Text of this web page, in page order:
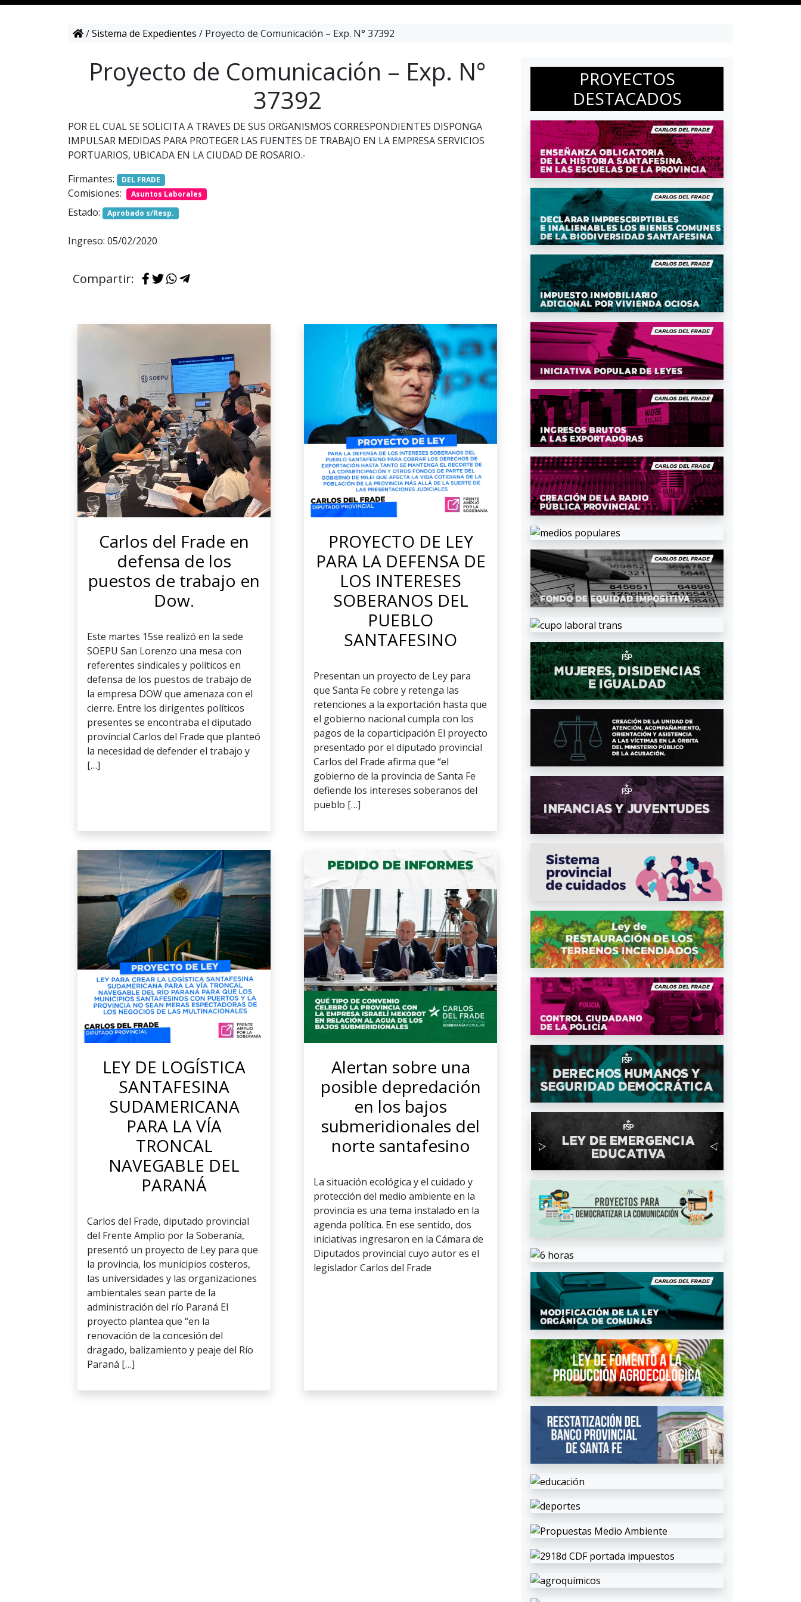
/Sistema de Expedientes / Proyecto de Comunicación – Exp. N° 37392
Proyecto de Comunicación – Exp. N°
37392
POR EL CUAL SE SOLICITA A TRAVES DE SUS ORGANISMOS CORRESPONDIENTES DISPONGA
IMPULSAR MEDIDAS PARA PROTEGER LAS FUENTES DE TRABAJO EN LA EMPRESA SERVICIOS
PORTUARIOS, UBICADA EN LA CIUDAD DE ROSARIO.-
Firmantes:
DEL FRADE
Comisiones: Asuntos Laborales
Estado: Aprobado s/Resp.
Ingreso: 05/02/2020
Compartir:
Carlos del Frade en
defensa de los
puestos de trabajo en
Dow.
Este martes 15se realizó en la sede
SOEPU San Lorenzo una mesa con
referentes sindicales y políticos en
defensa de los puestos de trabajo de
la empresa DOW que amenaza con el
cierre. Entre los dirigentes políticos
presentes se encontraba el diputado
provincial Carlos del Frade que planteó
la necesidad de defender el trabajo y
[…]
PROYECTO DE LEY
PARA LA DEFENSA DE
LOS INTERESES
SOBERANOS DEL
PUEBLO
SANTAFESINO
Presentan un proyecto de Ley para
que Santa Fe cobre y retenga las
retenciones a la exportación hasta que
el gobierno nacional cumpla con los
pagos de la coparticipación El proyecto
presentado por el diputado provincial
Carlos del Frade afirma que “el
gobierno de la provincia de Santa Fe
defiende los intereses soberanos del
pueblo […]
LEY DE LOGÍSTICA
SANTAFESINA
SUDAMERICANA
PARA LA VÍA
TRONCAL
NAVEGABLE DEL
PARANÁ
Carlos del Frade, diputado provincial
del Frente Amplio por la Soberanía,
presentó un proyecto de Ley para que
la provincia, los municipios costeros,
las universidades y las organizaciones
ambientales sean parte de la
administración del río Paraná El
proyecto plantea que “en la
renovación de la concesión del
dragado, balizamiento y peaje del Río
Paraná […]
Alertan sobre una
posible depredación
en los bajos
submeridionales del
norte santafesino
La situación ecológica y el cuidado y
protección del medio ambiente en la
provincia es una tema instalado en la
agenda política. En ese sentido, dos
iniciativas ingresaron en la Cámara de
Diputados provincial cuyo autor es el
legislador Carlos del Frade
PROYECTOS
DESTACADOS